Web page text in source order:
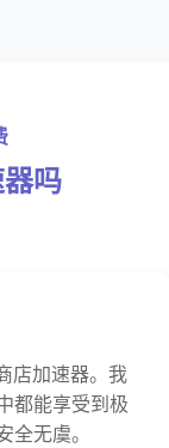
吗
店加速器。我
都能享受到极
无虞。